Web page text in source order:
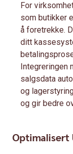
For
som butikker
å foretrekke.
ditt
Integreringen
salgsdata
og
og gir bedre
Optimalisert